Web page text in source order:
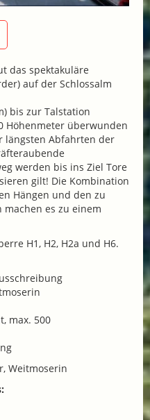
das spektakuläre
auf der Schlossalm
bis zur Talstation
Höhenmeter überwunden
längsten Abfahrten der
werden bis ins Ziel Tore
gilt! Die Kombination
Hängen und den zu
es zu einem
H1, H2, H2a und H6.
max. 500
Weitmoserin